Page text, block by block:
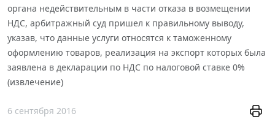
органа недействительным в части отказа в возмещении
НДС, арбитражный суд пришел к правильному выводу,
указав, что данные услуги относятся к таможенному
оформлению товаров, реализация на экспорт которых была
заявлена в декларации по НДС по налоговой ставке 0%
(извлечение)
6 сентября 2016